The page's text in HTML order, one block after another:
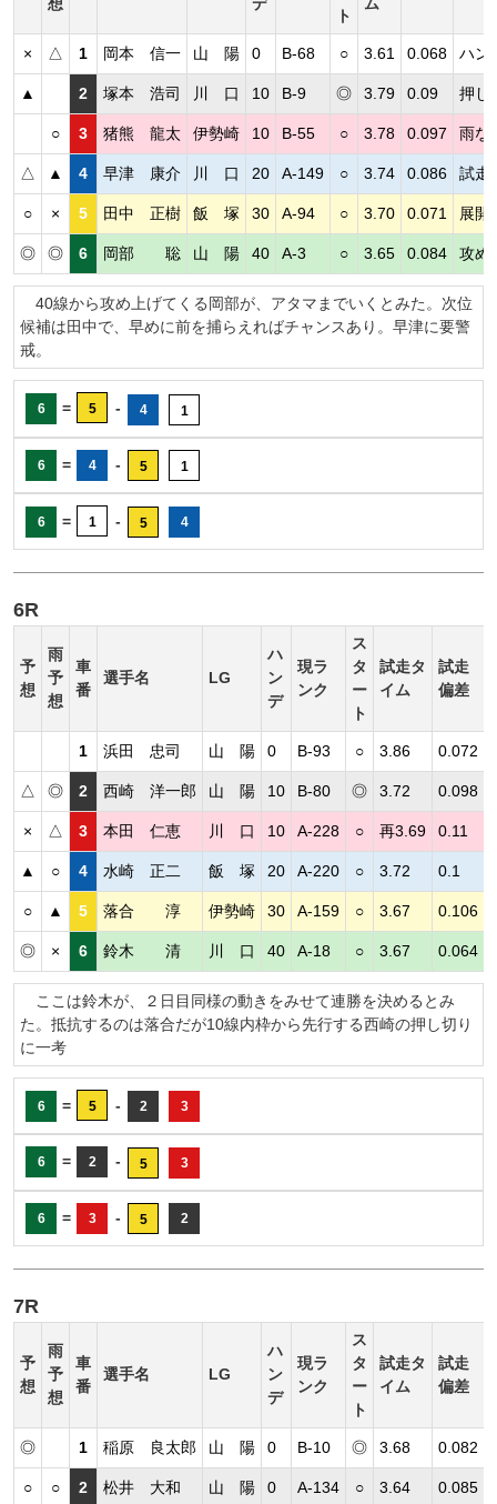
想 デ
ト
ム
× △ 1 岡本 信一 山 陽 0 B-68 ○ 3.61 0.068 ハン
▲ 2 塚本 浩司 川 口 10 B-9 ◎ 3.79 0.09 押し
○ 3 猪熊 龍太 伊勢崎 10 B-55 ○ 3.78 0.097 雨な
△ ▲ 4 早津 康介 川 口 20 A-149 ○ 3.74 0.086 試走
○ × 5 田中 正樹 飯 塚 30 A-94 ○ 3.70 0.071 展開
◎ ◎ 6 岡部 聡 山 陽 40 A-3 ○ 3.65 0.084 攻め
40線から攻め上げてくる岡部が、アタマまでいくとみた。次位
候補は田中で、早めに前を捕らえればチャンスあり。早津に要警
戒。
6 = 5 - 4 1
6 = 4 - 5 1
6 = 1 - 5 4
6R
予
想
雨
予
想
車
番
選手名 LG
ハ
ン
デ
現ラ
ンク
ス
タ
ー
ト
試走タ
イム
試走
偏差
1 浜田 忠司 山 陽 0 B-93 ○ 3.86 0.072
△ ◎ 2 西崎 洋一郎 山 陽 10 B-80 ◎ 3.72 0.098
× △ 3 本田 仁恵 川 口 10 A-228 ○ 再3.69 0.11
▲ ○ 4 水崎 正二 飯 塚 20 A-220 ○ 3.72 0.1
○ ▲ 5 落合 淳 伊勢崎 30 A-159 ○ 3.67 0.106
◎ × 6 鈴木 清 川 口 40 A-18 ○ 3.67 0.064
ここは鈴木が、２日目同様の動きをみせて連勝を決めるとみ
た。抵抗するのは落合だが10線内枠から先行する西崎の押し切り
に一考
6 = 5 - 2 3
6 = 2 - 5 3
6 = 3 - 5 2
7R
予
想
雨
予
想
車
番
選手名 LG
ハ
ン
デ
現ラ
ンク
ス
タ
ー
ト
試走タ
イム
試走
偏差
◎ 1 稲原 良太郎 山 陽 0 B-10 ◎ 3.68 0.082
○ ○ 2 松井 大和 山 陽 0 A-134 ○ 3.64 0.085